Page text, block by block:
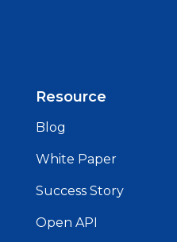
Resource
Blog
White Paper
Success Story
Open API